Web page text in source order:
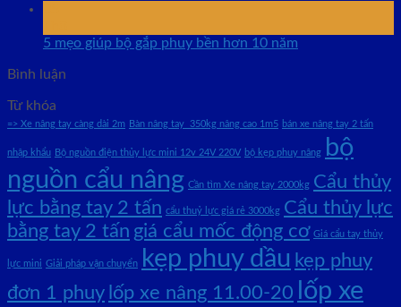
5 mẹo giúp bộ gắp phuy bền hơn 10 năm
Bình luận
Từ khóa
=> Xe nâng tay càng dài 2m Bàn nâng tay 350kg nâng cao 1m5 bán xe nâng tay 2 tấn
nhập khẩu Bộ nguồn điện thủy lực mini 12v 24V 220V bộ kẹp phuy nâng
bộ
nguồn cẩu nâng Cần tìm Xe nâng tay 2000kg Cẩu thủy
lực bằng tay 2 tấn cẩu thuỷ lực giá rẻ 3000kg Cẩu thủy lực
bằng tay 2 tấn giá cẩu mốc động cơ Giá cẩu tay thủy
lực mini Giải pháp vận chuyển kẹp phuy dầu kẹp phuy
đơn 1 phuy lốp xe nâng 11.00-20 lốp xe